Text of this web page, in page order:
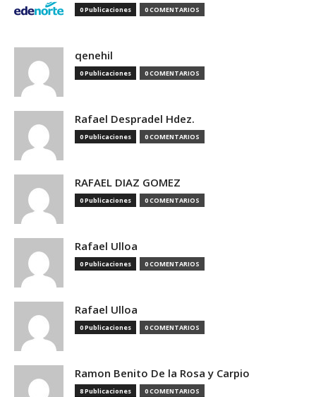
0 Publicaciones 0 COMENTARIOS
qenehil
0 Publicaciones 0 COMENTARIOS
Rafael Despradel Hdez.
0 Publicaciones 0 COMENTARIOS
RAFAEL DIAZ GOMEZ
0 Publicaciones 0 COMENTARIOS
Rafael Ulloa
0 Publicaciones 0 COMENTARIOS
Rafael Ulloa
0 Publicaciones 0 COMENTARIOS
Ramon Benito De la Rosa y Carpio
8 Publicaciones 0 COMENTARIOS